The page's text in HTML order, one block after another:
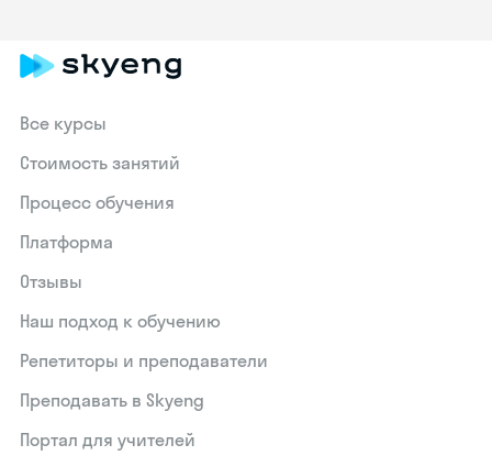
Все курсы
Стоимость занятий
Процесс обучения
Платформа
Отзывы
Наш подход к обучению
Репетиторы и преподаватели
Преподавать в Skyeng
Портал для учителей